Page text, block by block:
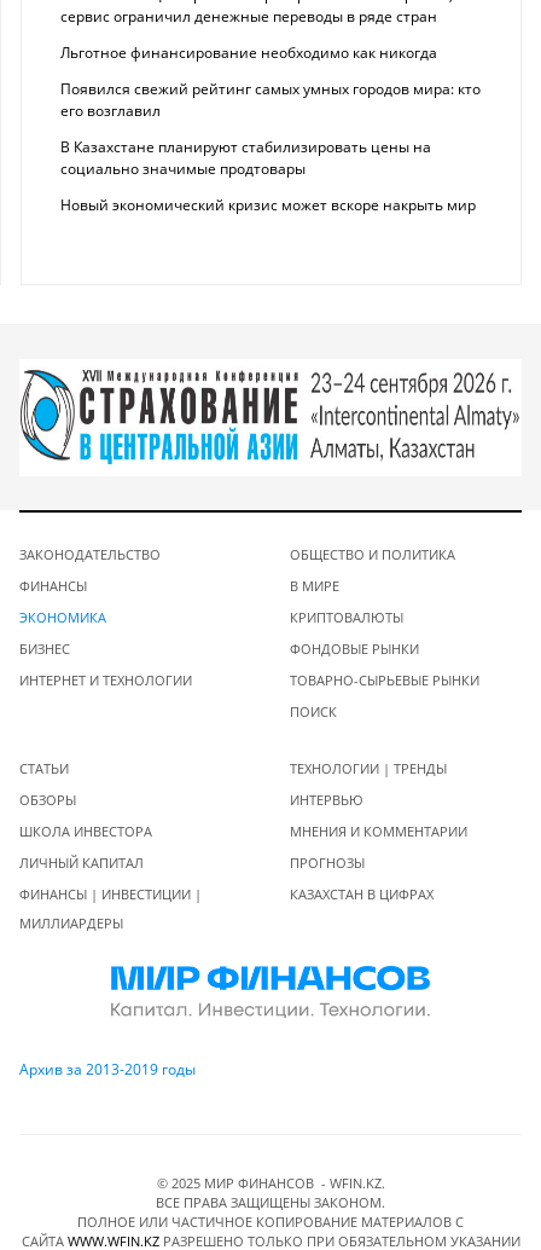
сервис ограничил денежные переводы в ряде стран
Льготное финансирование необходимо как никогда
Появился свежий рейтинг самых умных городов мира: кто
его возглавил
В Казахстане планируют стабилизировать цены на
социально значимые продтовары
Новый экономический кризис может вскоре накрыть мир
ЗАКОНОДАТЕЛЬСТВО
ФИНАНСЫ
ЭКОНОМИКА
БИЗНЕС
ИНТЕРНЕТ И ТЕХНОЛОГИИ
ОБЩЕСТВО И ПОЛИТИКА
В МИРЕ
КРИПТОВАЛЮТЫ
ФОНДОВЫЕ РЫНКИ
ТОВАРНО-СЫРЬЕВЫЕ РЫНКИ
ПОИСК
СТАТЬИ
ОБЗОРЫ
ШКОЛА ИНВЕСТОРА
ЛИЧНЫЙ КАПИТАЛ
ФИНАНСЫ | ИНВЕСТИЦИИ |
МИЛЛИАРДЕРЫ
ТЕХНОЛОГИИ | ТРЕНДЫ
ИНТЕРВЬЮ
МНЕНИЯ И КОММЕНТАРИИ
ПРОГНОЗЫ
КАЗАХСТАН В ЦИФРАХ
Архив за 2013-2019 годы
© 2025 МИР ФИНАНСОВ - WFIN.KZ.
ВСЕ ПРАВА ЗАЩИЩЕНЫ ЗАКОНОМ.
ПОЛНОЕ ИЛИ ЧАСТИЧНОЕ КОПИРОВАНИЕ МАТЕРИАЛОВ C
САЙТА WWW.WFIN.KZРАЗРЕШЕНО ТОЛЬКО ПРИ ОБЯЗАТЕЛЬНОМ УКАЗАНИИ